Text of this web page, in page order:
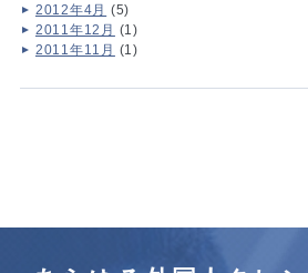
2012年4月 (5)
2011年12月 (1)
2011年11月 (1)